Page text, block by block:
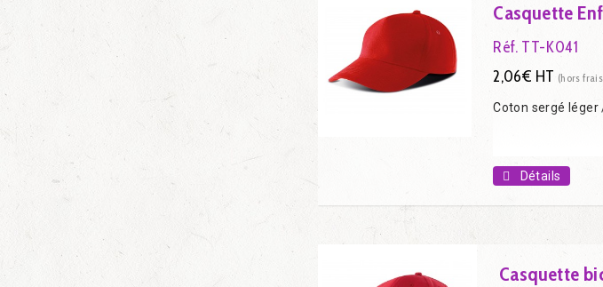
Casquette
Réf. TT-K041
2,06€ HT (hors
Coton sergé
Détails
Casquette